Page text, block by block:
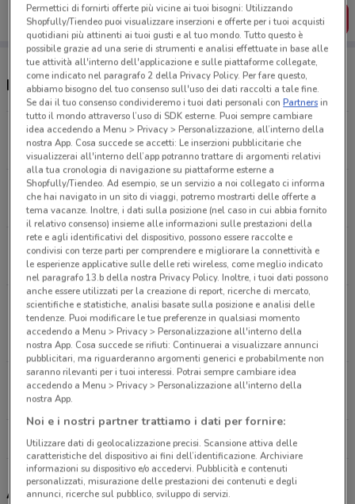
SCARICA L’APP
Negozi Edil Kamin a Ciampino
Via Appia Nuova Km 19,100 Marino
3.6 km
Via Delle Mimose 6 Rocca Di Papa
8.4 km
Via Mandanici 110 Roma
10 km
LOC. PANTANO VIA CASILINA KM 20,250 Monte
Compatri
11.2 km
Via Rufelli 74 Ariccia
11.5 km
Tutti i negozi Edil Kamin
Altri volantini nelle vicinanze
Permettici di fornirti offerte più vicine ai tuoi bisogni: Utilizzando
Shopfully/Tiendeo puoi visualizzare inserzioni e offerte per i tuoi acquisti
quotidiani più attinenti ai tuoi gusti e al tuo mondo. Tutto questo è
possibile grazie ad una serie di strumenti e analisi effettuate in base alle
tue attività all'interno dell'applicazione e sulle piattaforme collegate,
come indicato nel paragrafo 2 della Privacy Policy. Per fare questo,
abbiamo bisogno del tuo consenso sull'uso dei dati raccolti a tale fine.
Se dai il tuo consenso condivideremo i tuoi dati personali conPartnersin
tutto il mondo attraverso l’uso di SDK esterne. Puoi sempre cambiare
idea accedendo a Menu > Privacy > Personalizzazione, all’interno della
nostra App. Cosa succede se accetti: Le inserzioni pubblicitarie che
visualizzerai all'interno dell’app potranno trattare di argomenti relativi
alla tua cronologia di navigazione su piattaforme esterne a
Shopfully/Tiendeo. Ad esempio, se un servizio a noi collegato ci informa
che hai navigato in un sito di viaggi, potremo mostrarti delle offerte a
tema vacanze. Inoltre, i dati sulla posizione (nel caso in cui abbia fornito
il relativo consenso) insieme alle informazioni sulle prestazioni della
rete e agli identificativi del dispositivo, possono essere raccolte e
condivisi con terze parti per comprendere e migliorare la connettività e
le esperienze applicative sulle delle reti wireless, come meglio indicato
nel paragrafo 13.b della nostra Privacy Policy. Inoltre, i tuoi dati possono
anche essere utilizzati per la creazione di report, ricerche di mercato,
scientifiche e statistiche, analisi basate sulla posizione e analisi delle
tendenze. Puoi modificare le tue preferenze in qualsiasi momento
accedendo a Menu > Privacy > Personalizzazione all'interno della
nostra App. Cosa succede se rifiuti: Continuerai a visualizzare annunci
pubblicitari, ma riguarderanno argomenti generici e probabilmente non
saranno rilevanti per i tuoi interessi. Potrai sempre cambiare idea
accedendo a Menu > Privacy > Personalizzazione all'interno della
nostra App.
Noi e i nostri partner trattiamo i dati per fornire:
Utilizzare dati di geolocalizzazione precisi. Scansione attiva delle
caratteristiche del dispositivo ai fini dell’identificazione. Archiviare
informazioni su dispositivo e/o accedervi. Pubblicità e contenuti
personalizzati, misurazione delle prestazioni dei contenuti e degli
annunci, ricerche sul pubblico, sviluppo di servizi.